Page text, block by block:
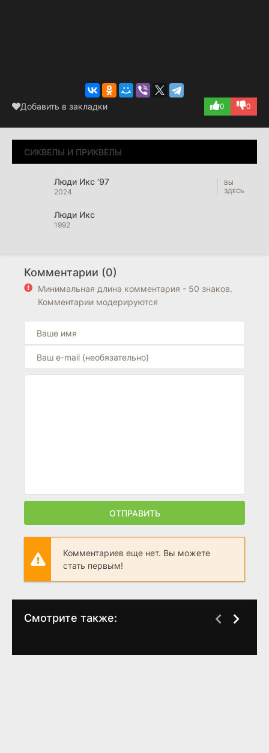
Добавить в закладки 0 0
СИКВЕЛЫ И ПРИКВЕЛЫ
Люди Икс ’97
2024
Люди Икс
1992
Комментарии (0)
Минимальная длина комментария - 50 знаков.
Комментарии модерируются
ОТПРАВИТЬ
Комментариев еще нет. Вы можете
стать первым!
Смотрите также: